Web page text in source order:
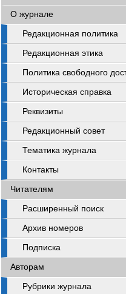
О журнале
Редакционная политика
Редакционная этика
Политика свободного
Историческая справка
Реквизиты
Редакционный совет
Тематика журнала
Контакты
Читателям
Расширенный поиск
Архив номеров
Подписка
Авторам
Рубрики журнала